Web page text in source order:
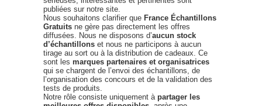
publiées sur notre site.
Nous souhaitons clarifier que France Échantillons
Gratuits ne gère pas directement les offres
diffusées. Nous ne disposons d’aucun stock
d’échantillons et nous ne participons à aucun
tirage au sort ou à la distribution de cadeaux. Ce
sont les marques partenaires et organisatrices
qui se chargent de l’envoi des échantillons, de
l’organisation des concours et de la validation des
tests de produits.
Notre rôle consiste uniquement à partager les